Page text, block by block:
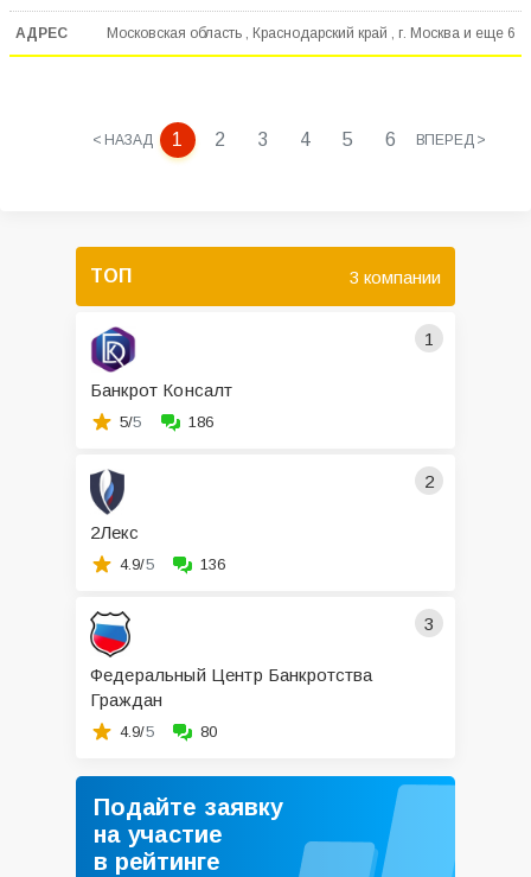
Московская область , Краснодарский край , г. Москва и еще 6
< НАЗАД 1 2 3 4 5 6 ВПЕРЕД >
ТОП 3 компании
1
Банкрот Консалт
5/5 186
2
2Лекс
4.9/5 136
3
Федеральный Центр Банкротства
Граждан
4.9/5 80
Подайте заявку
на участие
в рейтинге